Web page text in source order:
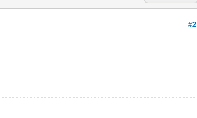
#2